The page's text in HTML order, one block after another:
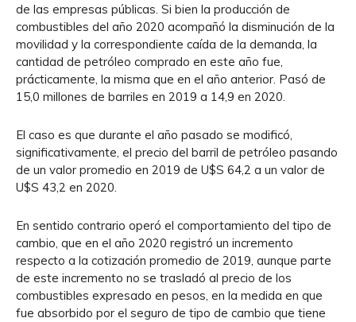
de las empresas públicas. Si bien la producción de
combustibles del año 2020 acompañó la disminución de la
movilidad y la correspondiente caída de la demanda, la
cantidad de petróleo comprado en este año fue,
prácticamente, la misma que en el año anterior. Pasó de
15,0 millones de barriles en 2019 a 14,9 en 2020.
El caso es que durante el año pasado se modificó,
significativamente, el precio del barril de petróleo pasando
de un valor promedio en 2019 de U$S 64,2 a un valor de
U$S 43,2 en 2020.
En sentido contrario operó el comportamiento del tipo de
cambio, que en el año 2020 registró un incremento
respecto a la cotización promedio de 2019, aunque parte
de este incremento no se trasladó al precio de los
combustibles expresado en pesos, en la medida en que
fue absorbido por el seguro de tipo de cambio que tiene